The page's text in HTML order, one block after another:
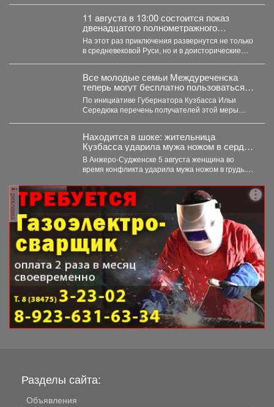
11 августа в 13:00 состоится показ
двенадцатого полнометражного
мультфильма из знаменитой
«богатырской» франшизы - «Три
богатыря и Пуп Земли» (2023).
На этот раз приключения развернутся не только
в средневековой Руси, но и в доисторические
Все молодые семьи Междуреченска
теперь могут бесплатно пользоваться
предметами первой необходимости для
новорождённых.
По инициативе Губернатора Кузбасса Ильи
Середюка перечень получателей этой меры
Находится в шоке: жительница
Кузбасса ударила мужа ножом в сердце
- подробности
В Анжеро-Судженске 5 августа женщина во
время конфликта ударила мужа ножом в грудь.
реклама
Разделы сайта:
Объявления